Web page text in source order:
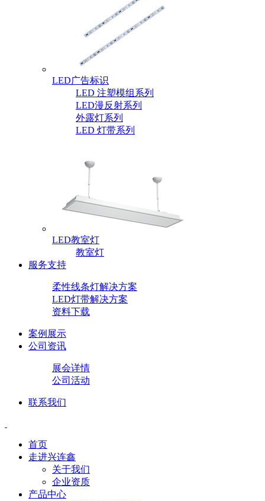
LED广告标识
LED 注塑模组系列
LED漫反射系列
外露灯系列
LED 灯带系列
LED教室灯
教室灯
服务支持
柔性线条灯解决方案
LED灯带解决方案
资料下载
案例展示
公司资讯
展会详情
公司活动
联系我们
首页
走进兴连鑫
关于我们
企业资质
产品中心